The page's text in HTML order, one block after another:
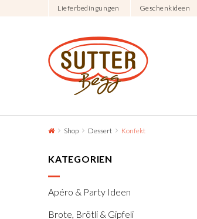
Lieferbedingungen Geschenkideen
Shop Dessert Konfekt
KATEGORIEN
Apéro & Party Ideen
Brote, Brötli & Gipfeli